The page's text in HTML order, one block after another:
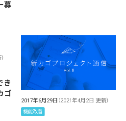
募
き
ゴ
2017年6月29日 （2021年4月2日 更新）
機能改善